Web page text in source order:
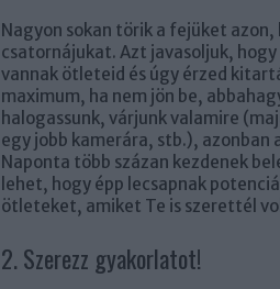
Nagyon sokan törik a fejüket
csatornájukat. Azt javasoljuk,
vannak ötleteid és úgy érzed
maximum, ha nem jön be,
halogassunk, várjunk valamire
egy jobb kamerára, stb.), azonban
Naponta több százan kezdenek
lehet, hogy épp lecsapnak
ötleteket, amiket Te is szerettél
2. Szerezz gyakorlatot!